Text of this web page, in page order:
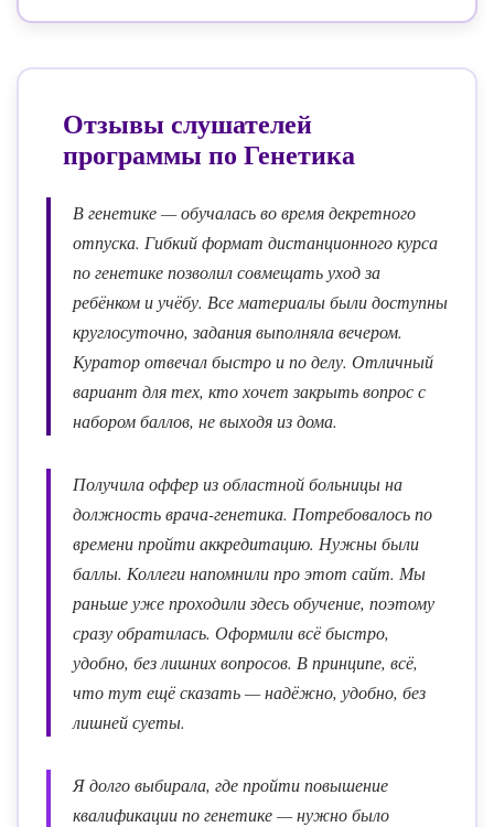
Отзывы слушателей
программы по Генетика
В генетике — обучалась во время декретного
отпуска. Гибкий формат дистанционного курса
по генетике позволил совмещать уход за
ребёнком и учёбу. Все материалы были доступны
круглосуточно, задания выполняла вечером.
Куратор отвечал быстро и по делу. Отличный
вариант для тех, кто хочет закрыть вопрос с
набором баллов, не выходя из дома.
Получила оффер из областной больницы на
должность врача-генетика. Потребовалось по
времени пройти аккредитацию. Нужны были
баллы. Коллеги напомнили про этот сайт. Мы
раньше уже проходили здесь обучение, поэтому
сразу обратилась. Оформили всё быстро,
удобно, без лишних вопросов. В принципе, всё,
что тут ещё сказать — надёжно, удобно, без
лишней суеты.
Я долго выбирала, где пройти повышение
квалификации по генетике — нужно было